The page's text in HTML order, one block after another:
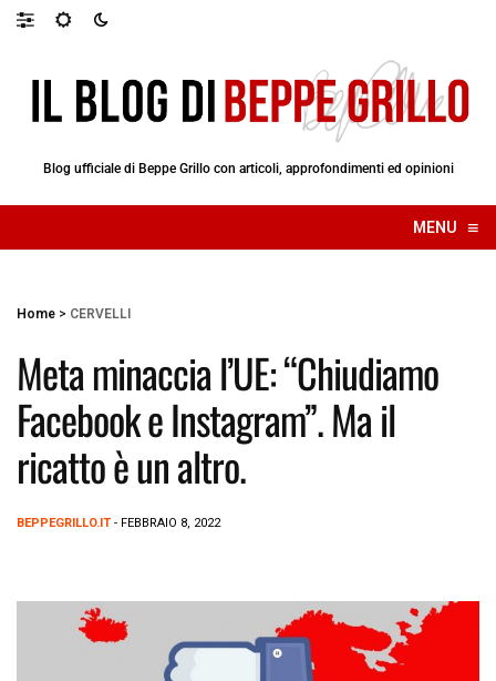
Blog ufficiale di Beppe Grillo con articoli, approfondimenti ed opinioni
MENU ≡
☰
Home > CERVELLI
Meta minaccia l’UE: “Chiudiamo
Facebook e Instagram”. Ma il
ricatto è un altro.
BEPPEGRILLO.IT - FEBBRAIO 8, 2022